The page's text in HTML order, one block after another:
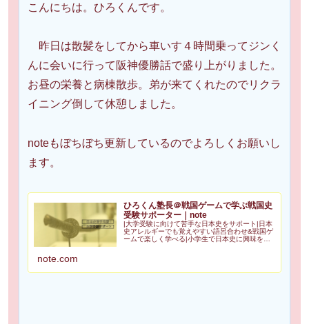
こんにちは。ひろくんです。
昨日は散髪をしてから車いす４時間乗ってジンく
んに会いに行って阪神優勝話で盛り上がりました。
お昼の栄養と病棟散歩。弟が来てくれたのでリクラ
イニング倒して休憩しました。
noteもぼちぼち更新しているのでよろしくお願いし
ます。
ひろくん塾長＠戦国ゲームで学ぶ戦国史
受験サポーター｜note
|大学受験に向けて苦手な日本史をサポート|日本
史アレルギーでも覚えやすい語呂合わせ&戦国ゲ
ームで楽しく学べる|小学生で日本史に興味を持
note.com